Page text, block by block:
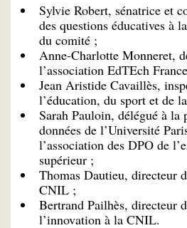
Sylvie Robert, sénatrice et
des questions éducatives à
du comité ;
Anne-Charlotte Monneret,
l’association EdTEch
Jean Aristide Cavaillès,
l’éducation, du sport et de
Sarah Pauloin, délégué à la
données de l’Université
l’association des DPO de
supérieur ;
Thomas Dautieu, directeur
CNIL ;
Bertrand Pailhès, directeur
l’innovation à la CNIL.